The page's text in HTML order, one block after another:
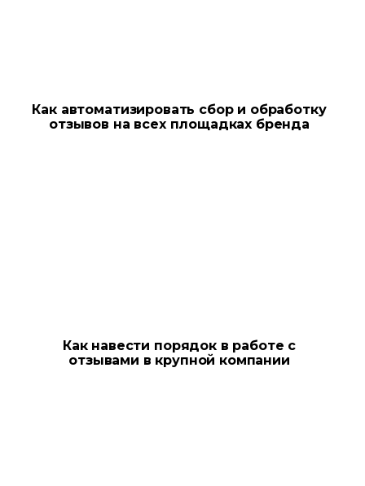
Как автоматизировать сбор и обработку
отзывов на всех площадках бренда
Как навести порядок в работе с
отзывами в крупной компании